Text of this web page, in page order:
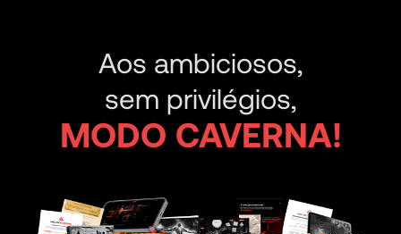
Aos ambiciosos,
sem privilégios,
MODO CAVERNA!